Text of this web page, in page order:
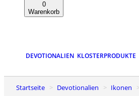
0
Warenkorb
DEVOTIONALIEN KLOSTERPRODUKTE
Startseite Devotionalien Ikonen